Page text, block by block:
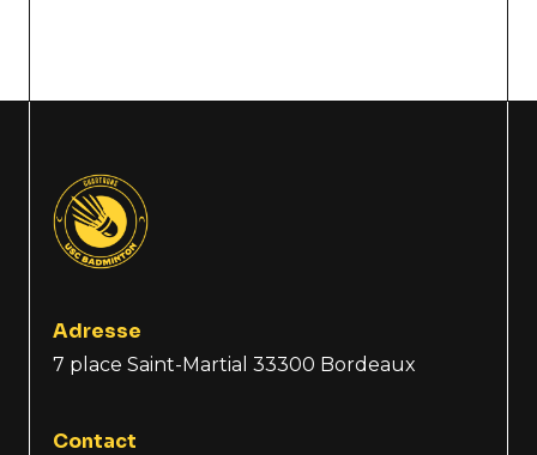
Adresse
7 place Saint-Martial 33300 Bordeaux
Contact